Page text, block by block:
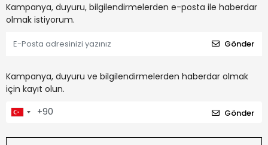
Kampanya, duyuru, bilgilendirmelerden e-posta ile haberdar
olmak istiyorum.
Gönder
Kampanya, duyuru ve bilgilendirmelerden haberdar olmak
için kayıt olun.
Gönder